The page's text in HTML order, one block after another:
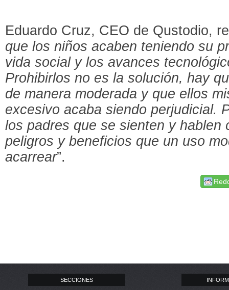
Eduardo Cruz, CEO de Qustodio,
que los niños acaben teniendo su
vida social y los avances
Prohibirlos no es la solución, hay
de manera moderada y que ellos
excesivo acaba siendo perjudicial.
los padres que se sienten y hablen
peligros y beneficios que un uso
acarrear”.
SECCIONES